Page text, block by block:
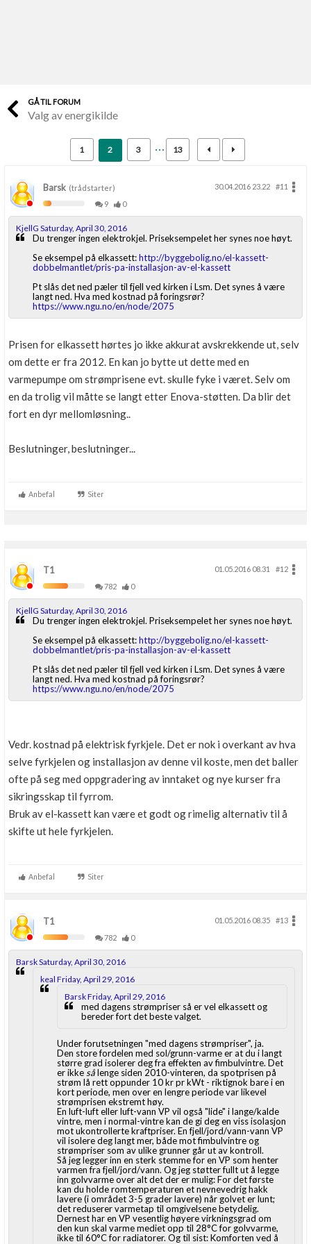
Finn håndverkere
Skaff dokumentasjon som mangler
Kundeservice
Få svar på det du lurer på
Kom i gang med Boligmappa
Se din bolig? Klikk her
Få mer ut av Boligmappa
GÅ TIL FORUM
Valg av energikilde
1 2 3 13
Barsk (trådstarter) 30.04.2016 23.22
#11
9
0
KjellG Saturday, April 30, 2016
Du trenger ingen elektrokjel. Priseksempelet her synes noe høyt.
Se eksempel på elkassett:http://byggebolig.no/el-kassett-
dobbelmantlet/pris-pa-installasjon-av-el-kassett
Pt slås det ned pæler til fjell ved kirken i Lsm. Det synes å være
langt ned. Hva med kostnad på foringsrør?
https://www.ngu.no/en/node/2075
Prisen for elkassett hørtes jo ikke akkurat avskrekkende ut, selv
om dette er fra 2012. En kan jo bytte ut dette med en
varmepumpe om strømprisene evt. skulle fyke i været. Selv om
en da trolig vil måtte se langt etter Enova-støtten. Da blir det
fort en dyr mellomløsning..
Beslutninger, beslutninger...
Anbefal Siter
T1 01.05.2016 08.31
#12
782
0
KjellG Saturday, April 30, 2016
Du trenger ingen elektrokjel. Priseksempelet her synes noe høyt.
Se eksempel på elkassett:http://byggebolig.no/el-kassett-
dobbelmantlet/pris-pa-installasjon-av-el-kassett
Pt slås det ned pæler til fjell ved kirken i Lsm. Det synes å være
langt ned. Hva med kostnad på foringsrør?
https://www.ngu.no/en/node/2075
Vedr. kostnad på elektrisk fyrkjele. Det er nok i overkant av hva
selve fyrkjelen og installasjon av denne vil koste, men det baller
ofte på seg med oppgradering av inntaket og nye kurser fra
sikringsskap til fyrrom.
Bruk av el-kassett kan være et godt og rimelig alternativ til å
skifte ut hele fyrkjelen.
Anbefal Siter
T1 01.05.2016 08.35
#13
782
0
Barsk Saturday, April 30, 2016
keal Friday, April 29, 2016
Barsk Friday, April 29, 2016
med dagens strømpriser så er vel elkassett og
bereder fort det beste valget.
Under forutsetningen "med dagens strømpriser", ja.
Den store fordelen med sol/grunn-varme er at du i langt
større grad isolerer deg fra effekten av fimbulvintre. Det
er ikke sålenge siden 2010-vinteren, da spotprisen på
strøm lå rett oppunder 10 kr pr kWt - riktignok bare i en
kort periode, men over en lengre periode var likevel
strømprisen ekstremt høy.
En luft-luft eller luft-vann VP vil også "lide" i lange/kalde
vintre, men i normal-vintre kan de gi deg en viss isolasjon
mot ukontrollerte kraftpriser. En fjell/jord/vann-vann VP
vil isolere deg langt mer, både mot fimbulvintre og
strømpriser som av ulike grunner går ut av kontroll.
Så jeg legger inn en sterk stemme for en VP som henter
varmen fra fjell/jord/vann. Og jeg støtter fullt ut å legge
inn golvvarme over alt det der er mulig: For det første
kan du holde romtemperaturen et nevnevedrig hakk
lavere (i området 3-5 grader lavere) når golvet er lunt;
det reduserer varmetap til omgivelsene betydelig.
Dernest har en VP vesentlig høyere virkningsgrad om
den kun skal varme mediet opp til 28°C for golvvarme,
ikke til 60°C for radiatorer. Og til sist: Komforten ved å